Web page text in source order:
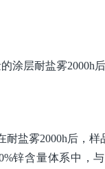
涂层耐盐雾2000h
耐盐雾2000h后，
锌含量体系中，